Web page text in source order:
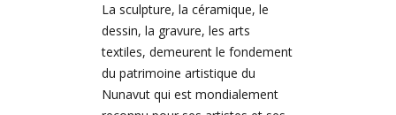
La sculpture, la céramique, le
dessin, la gravure, les arts
textiles, demeurent le fondement
du patrimoine artistique du
Nunavut qui est mondialement